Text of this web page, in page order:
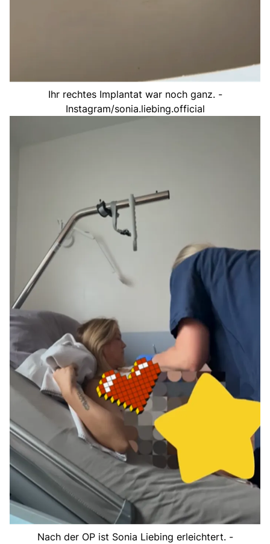
Ihr rechtes Implantat war noch ganz. -
Instagram/sonia.liebing.official
Nach der OP ist Sonia Liebing erleichtert. -